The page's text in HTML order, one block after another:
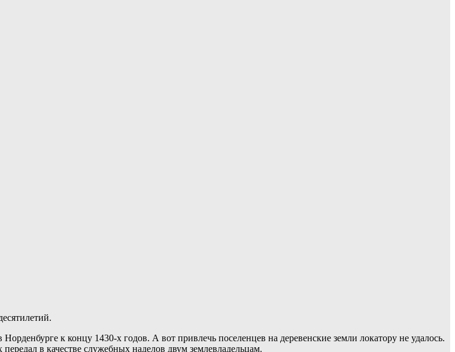
к концу 1430-х годов. А вот привлечь поселенцев на деревенские земли локатору не удалось.
в качестве служебных наделов двум землевладельцам.